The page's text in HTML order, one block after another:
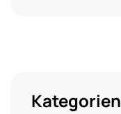
Kategorien